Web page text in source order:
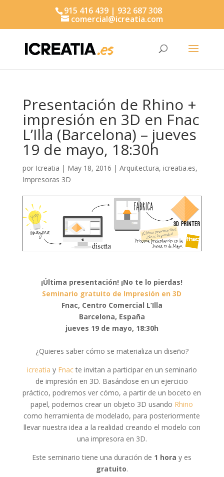
915 416 439 | 932 687 308
comercial@icreatia.com
Presentación de Rhino +
impresión en 3D en Fnac
L’Illa (Barcelona) – jueves
19 de mayo, 18:30h
por Icreatia | May 18, 2016 | Arquitectura, icreatia.es,
Impresoras 3D
¡Última presentación! ¡No te lo pierdas!
Seminario gratuito de Impresión en 3D
Fnac, Centro Comercial L’Illa
Barcelona, España
jueves 19 de mayo, 18:30h
¿Quieres saber cómo se materializa un diseño?
icreatia y Fnacte invitan a participar en un seminario
de impresión en 3D. Basándose en un ejercicio
práctico, podremos ver cómo, a partir de un boceto en
papel, podemos crear un objeto 3D usando Rhino
como herramienta de modelado, para posteriormente
llevar nuestra idea a la realidad creando el modelo con
una impresora en 3D.
Este seminario tiene una duración de 1 hora y es
gratuito.